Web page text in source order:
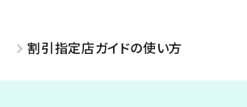
割引指定店ガイドの使い方